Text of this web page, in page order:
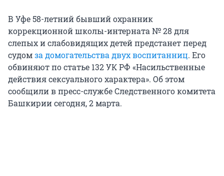
В Уфе 58-летний бывший охранник
коррекционной школы-интерната № 28 для
слепых и слабовидящих детей предстанет перед
судомза домогательства двух воспитанниц. Его
обвиняют по статье 132 УК РФ «Насильственные
действия сексуального характера». Об этом
сообщили в пресс-службе Следственного комитета
Башкирии сегодня, 2 марта.